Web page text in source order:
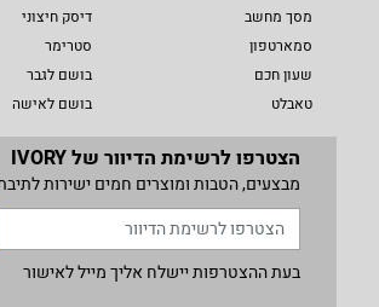
מסך מחשב
סמארטפון
שעון חכם
טאבלט
דיסק חיצוני
סטרימר
בושם לגבר
בושם לאישה
הצטרפו לרשימת הדיוור של IVORY
מבצעים, הטבות ומוצרים חמים ישירות
בעת ההצטרפות יישלח אליך מייל לאישור